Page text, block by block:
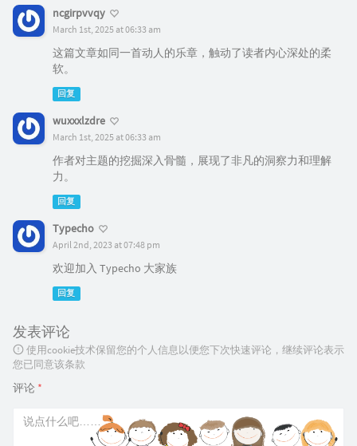
ncgirpvvqy
March 1st, 2025 at 06:33 am
这篇文章如同一首动人的乐章，触动了读者内心深处的柔
软。
回复
wuxxxlzdre
March 1st, 2025 at 06:33 am
作者对主题的挖掘深入骨髓，展现了非凡的洞察力和理解
力。
回复
Typecho
April 2nd, 2023 at 07:48 pm
欢迎加入 Typecho 大家族
回复
发表评论
使用cookie技术保留您的个人信息以便您下次快速评论，继续评论表示
您已同意该条款
评论 *